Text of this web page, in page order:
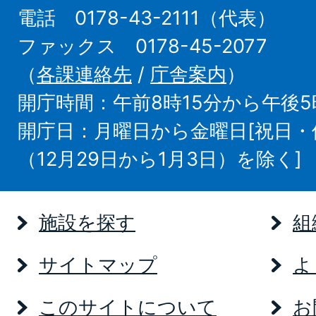
電話 0178-43-2111（代表）
ファックス 0178-45-2077
（各課連絡先 / 庁舎案内）
開庁時間：午前8時15分から午後
開庁日：月曜日から金曜日[祝日
（12月29日から1月3日）を除く]
施設を探す
サイトマップ
このサイトについて